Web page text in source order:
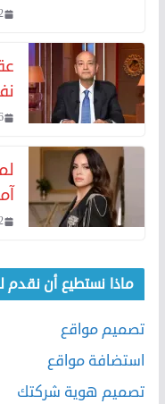
12
26
22
ماذا نستطيع أن نقدم
تصميم مواقع
استضافة مواقع
تصميم هوية شركتك